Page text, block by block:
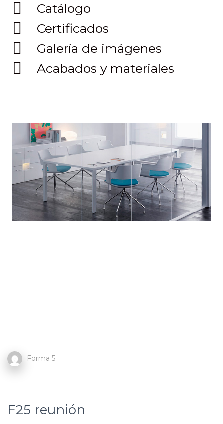
Catálogo
Certificados
Galería de imágenes
Acabados y materiales
Forma 5
F25 reunión